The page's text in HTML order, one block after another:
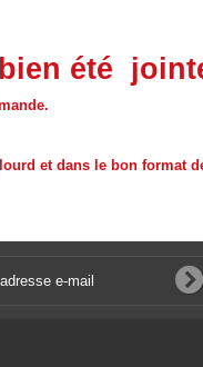
été
et dans le bon format